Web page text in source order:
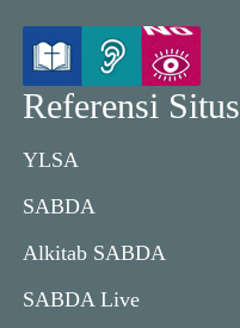
Referensi Situs
YLSA
SABDA
Alkitab SABDA
SABDA Live